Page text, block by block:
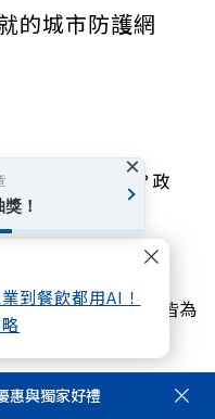
到餐飲都用AI！
的城市防護網
憲，要追回差額？政
法處理
校園槍擊悲劇：5死皆為
「以為是惡作劇」
惠與獨家好禮
！
×